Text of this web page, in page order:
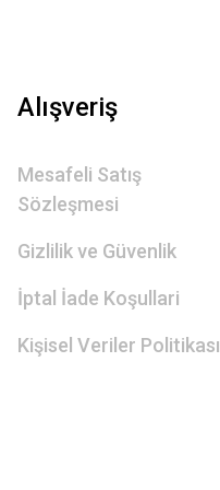
Alışveriş
Mesafeli Satış
Sözleşmesi
Gizlilik ve Güvenlik
İptal İade Koşullari
Kişisel Veriler Politikası